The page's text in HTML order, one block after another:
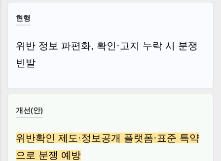
현행
위반 정보 파편화, 확인·고지 누락 시 분쟁
빈발
개선(안)
위반확인 제도·정보공개 플랫폼·표준 특약
으로 분쟁 예방